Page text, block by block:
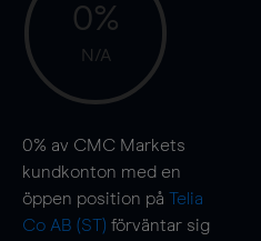
0%
N/A
0% av CMC Markets
kundkonton med en
öppen position på Telia
Co AB (ST) förväntar sig